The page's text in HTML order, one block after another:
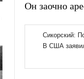
Он заочно